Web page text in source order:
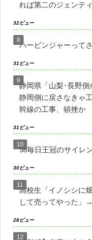
れば第二のジェンテ
32ビュー
ハービンジャーってさ
31ビュー
静岡県「山梨･長野
静岡側に戻さなきゃ
幹線の工事、頓挫か
31ビュー
98毎日王冠のサイレ
30ビュー
高校生「イノシシに
して売ってやった」
28ビュー